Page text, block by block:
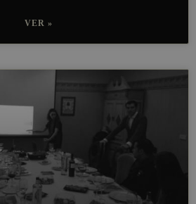
VER »